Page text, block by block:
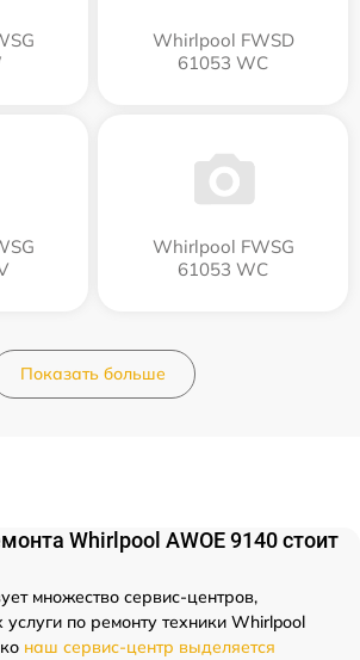
Whirlpool FWSD
61053 WC
Whirlpool FWSG
61053 WC
Показать больше
Whirlpool AWOE 9140 стоит
множество сервис-центров,
по ремонту техники Whirlpool
наш сервис-центр выделяется